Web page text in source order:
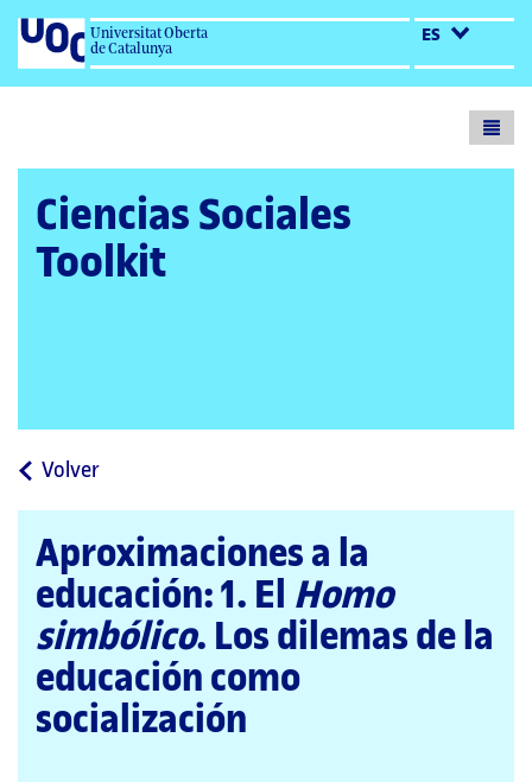
Universitat Oberta
de Catalunya
ES
Ciencias Sociales
Toolkit
Volvera
página
principal
Aproximaciones a la
educación: 1. El Homo
simbólico. Los dilemas de la
educación como
socialización